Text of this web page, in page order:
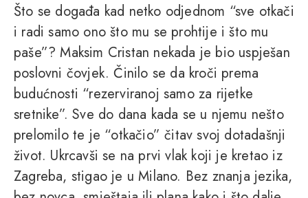
Što se događa kad netko odjednom “sve otkači
i radi samo ono što mu se prohtije i što mu
paše”? Maksim Cristan nekada je bio uspješan
poslovni čovjek. Činilo se da kroči prema
budućnosti “rezerviranoj samo za rijetke
sretnike”. Sve do dana kada se u njemu nešto
prelomilo te je “otkačio” čitav svoj dotadašnji
život. Ukrcavši se na prvi vlak koji je kretao iz
Zagreba, stigao je u Milano. Bez znanja jezika,